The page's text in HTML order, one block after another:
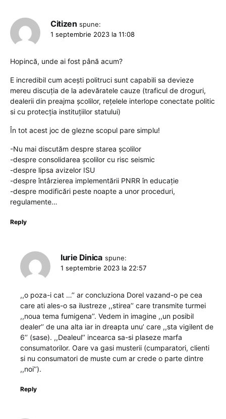
Citizen spune:
1 septembrie 2023 la 11:08
Hopincă, unde ai fost până acum?
E incredibil cum acești politruci sunt capabili sa devieze
mereu discuția de la adevăratele cauze (traficul de droguri,
dealerii din preajma școlilor, rețelele interlope conectate politic
si cu protecția instituțiilor statului)
În tot acest joc de glezne scopul pare simplu!
-Nu mai discutăm despre starea școlilor
-despre consolidarea școlilor cu risc seismic
-despre lipsa avizelor ISU
-despre întârzierea implementării PNRR în educație
-despre modificări peste noapte a unor proceduri,
regulamente…
Reply
Iurie Dinica spune:
1 septembrie 2023 la 22:57
,,o poza-i cat …’’ ar concluziona Dorel vazand-o pe cea
care ati ales-o sa ilustreze ,,stirea’’ care transmite turmei
,,noua tema fumigena’’. Vedem in imagine ,,un posibil
dealer’’ de una alta iar in dreapta unu’ care ,,sta vigilent de
6’’ (sase). ,,Dealeul’’ incearca sa-si plaseze marfa
consumatorilor. Oare va gasi musterii (cumparatori, clienti
si nu consumatori de muste cum ar crede o parte dintre
,,noi’’).
Reply